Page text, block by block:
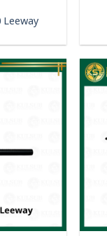
Leeway